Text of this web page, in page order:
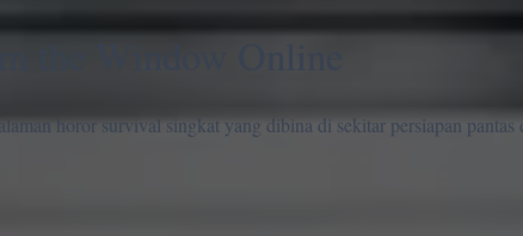
the Window Online
horor survival singkat yang dibina di sekitar persiapan pantas